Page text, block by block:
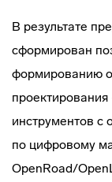
В результате
сформирован
формированию
инструментов с
по цифровому
OpenRoad/